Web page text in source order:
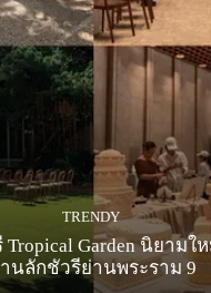
TRENDY
Tropical Garden นิยามใ
นลักชัวรีย่านพระราม 9